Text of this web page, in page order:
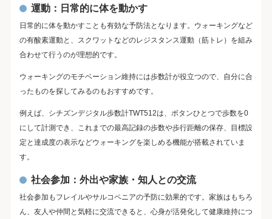
運動：日常的に体を動かす
日常的に体を動かすことも有効な予防法となります。ウォーキングなど
の有酸素運動と、スクワットなどのレジスタンス運動（筋トレ）を組み
合わせて行うのが理想的です。
ウォーキングのモチベーション維持には歩数計が役立つので、自分に合
ったものを探してみるのもおすすめです。
例えば、シチズンデジタル歩数計TWT512は、ボタンひとつで歩数を0
にして計測でき、これまでの最高記録の歩数や歩行距離の保存、目標設
定と達成度の表示などウォーキングを楽しめる機能が搭載されていま
す。
社会参加：外出や家族・知人との交流
社会参加もフレイルやサルコペニアの予防に効果的です。家族はもちろ
ん、友人や仲間と気軽に交流できると、心身が活発化して健康維持につ